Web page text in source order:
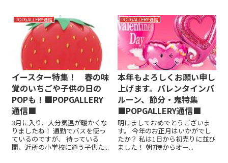
POPGALLERY通信
イースター特集！ 春の味
覚のいちごや子供の日の
POPも！■POPGALLERY
通信■
3月に入り、大分気温が暖かくな
りましたね！ 通勤でバスを使っ
ているのですが、 待っている
間、近所の小学校に通う子供た...
POPGALLERY通信
本年もよろしくお願い申し
上げます。バレンタインバ
ルーン、節分・鬼特集
■POPGALLERY通信■
明けましておめでとうございま
す。 今年のお正月はいかがでし
たか？ 私は1日から初売りに並び
ました！ 朝7時からオー...